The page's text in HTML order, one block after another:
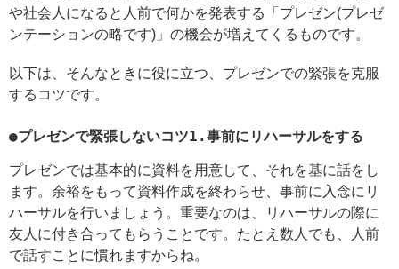
や社会人になると人前で何かを発表する「プレゼン(プレゼ
ンテーションの略です)」の機会が増えてくるものです。
以下は、そんなときに役に立つ、プレゼンでの緊張を克服
するコツです。
●プレゼンで緊張しないコツ1.事前にリハーサルをする
プレゼンでは基本的に資料を用意して、それを基に話をし
ます。余裕をもって資料作成を終わらせ、事前に入念にリ
ハーサルを行いましょう。重要なのは、リハーサルの際に
友人に付き合ってもらうことです。たとえ数人でも、人前
で話すことに慣れますからね。